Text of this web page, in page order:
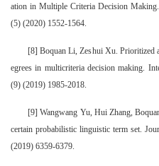
ation in Multiple Criteria Decision
(5) (2020) 1552-1564.
[8] Boquan Li, Zeshui Xu. Prioritized
egrees in multicriteria decision making.
(9) (2019) 1985-2018.
[9] Wangwang Yu, Hui Zhang,
certain probabilistic linguistic term set.
(2019) 6359-6379.